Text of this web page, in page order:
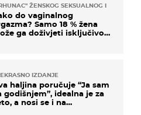
ŽENSKOG SEKSUALNOG ISKUSTVA
do vaginalnog
Samo 18 % žena
ga doživjeti isključivo
IZDANJE
haljina poručuje “Ja sam
godišnjem”, idealna je za
a nosi se i na